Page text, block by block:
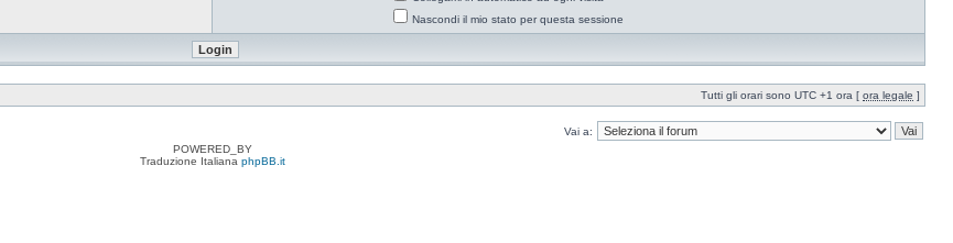
Nascondi il mio stato per questa sessione
Tutti gli orari sono UTC +1 ora [ ora legale ]
Vai a:
POWERED_BY
Traduzione Italiana phpBB.it